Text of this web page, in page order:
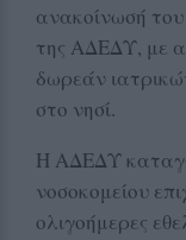
ανακοίνωσή
της ΑΔΕΔΥ, με
δωρεάν
στο νησί.
Η ΑΔΕΔΥ
νοσοκομείου
ολιγοήμερες